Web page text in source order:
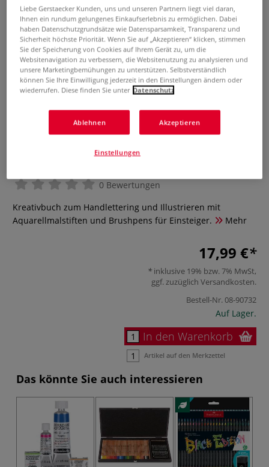
Watercolor liebt Handlettering –
Illustrieren mit
Aquarellmalstiften und
Brushpens leicht gemacht. Zwei
perfekte Techniken für Einsteiger
0 Bewertungen
Kreativbuch zum Handlettering und Illustrieren mit
Aquarellmalstiften und Brushpens für Einsteiger.
Mehr
17,99 €
inklusive 19% bzw. 7% MwSt,
ggf. zuzüglich Versandkosten.
Bestell-Nr.08-90732
Auf Lager.
In den Warenkorb
Artikel auf den Merkzettel
Das könnte Sie auch interessieren
Liebe Gerstaecker Kunden, uns und unseren Partnern liegt viel daran,
Ihnen ein rundum gelungenes Einkaufserlebnis zu ermöglichen. Dabei
haben Datenschutzgrundsätze wie Datensparsamkeit, Transparenz und
Sicherheit höchste Priorität. Wenn Sie auf „Akzeptieren“ klicken, stimmen
Sie der Speicherung von Cookies auf Ihrem Gerät zu, um die
Websitenavigation zu verbessern, die Websitenutzung zu analysieren und
unsere Marketingbemühungen zu unterstützen. Selbstverständlich
können Sie Ihre Einwilligung jederzeit in den Einstellungen ändern oder
wiederrufen. Diese finden Sie unter Datenschutz
Ablehnen Akzeptieren
Einstellungen